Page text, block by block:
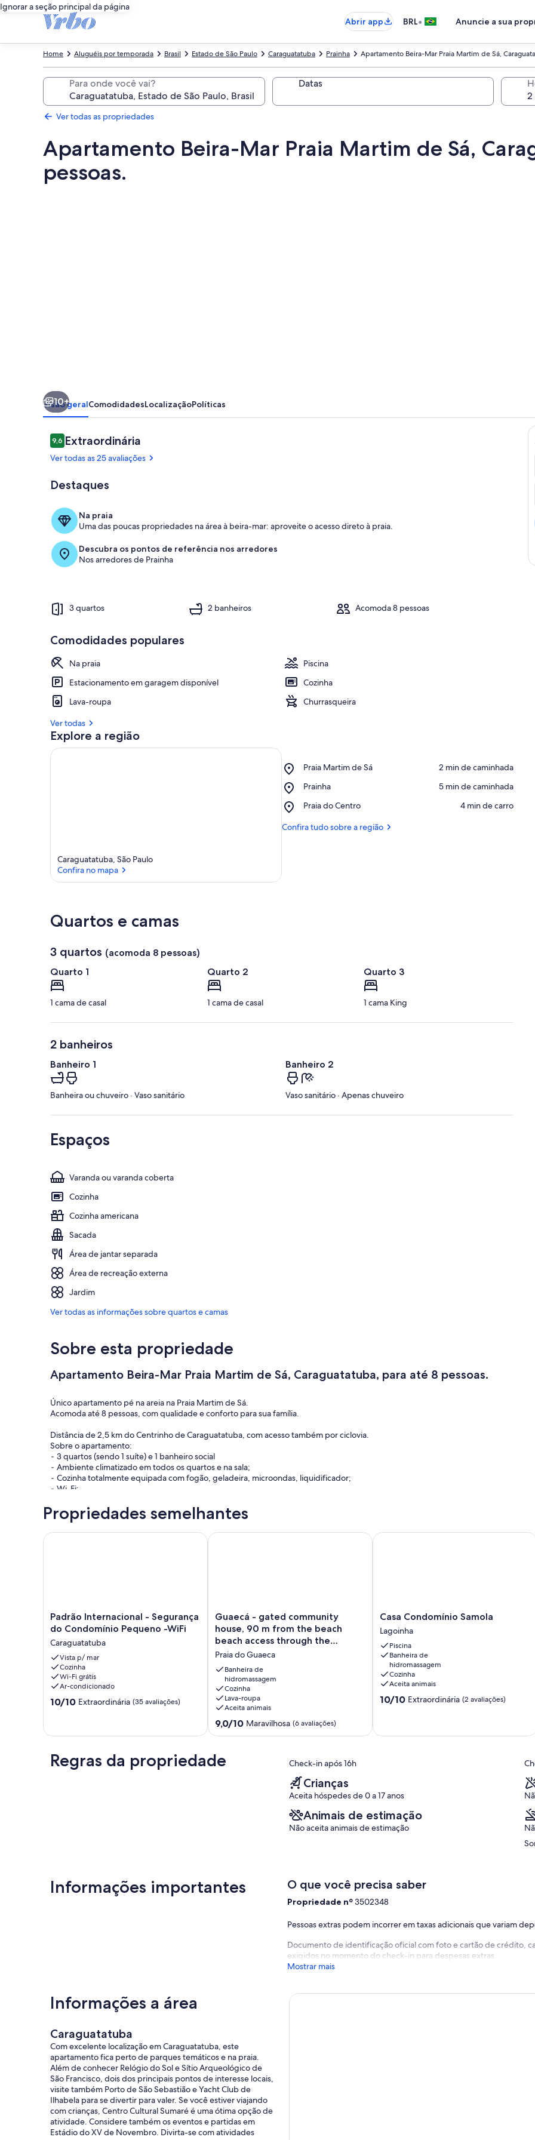
Ignorar a seção principal da página
Abrir app
BRL• Anuncie a sua
Apartamento Beira-Mar Praia Martim de Sá,
Prainha
Caraguatatuba
Estado de São Paulo
Brasil
Aluguéis por temporada
Home
Para onde você vai? Datas
Ver todas as propriedades
Apartamento Beira-Mar Praia Martim de Sá,
pessoas.
Caraguatatuba,
para
até
8
pessoas.
Cozinha
10+
Visão geralComodidadesLocalizaçãoPolíticas
Avaliações
9,69,6 de 10
Extraordinária
Ver todas as 25 avaliações
Destaques
Na praia
Uma das poucas propriedades na área à beira-mar: aproveite o acesso direto à praia.
Descubra os pontos de referência nos arredores
Nos arredores de Prainha
3 quartos 2 banheiros Acomoda 8 pessoas
Comodidades populares
Na praia
Piscina
Estacionamento em garagem disponível
Cozinha
Lava-roupa
Churrasqueira
Ver todas
Explore a região
Caraguatatuba, São Paulo
Confira no mapa
Praia Martim de Sá
Place,
Martim
Sá
‪2 min de caminhada‬
Prainha
Place,
‪5 min de caminhada‬
Praia do Centro
Place,
do
‪4 min de carro‬
Confira tudo sobre a região
Quartos e camas
3 quartos (acomoda 8 pessoas)
Quarto 1
1 cama de casal
Quarto 2
1 cama de casal
Quarto 3
1 cama King
2 banheiros
Banheiro 1
Banheira ou chuveiro · Vaso sanitário
Banheiro 2
Vaso sanitário · Apenas chuveiro
Espaços
Varanda ou varanda coberta
Cozinha
Cozinha americana
Sacada
Área de jantar separada
Área de recreação externa
Jardim
Ver todas as informações sobre quartos e camas
Sobre esta propriedade
Apartamento Beira-Mar Praia Martim de Sá, Caraguatatuba, para até 8 pessoas.
Único apartamento pé na areia na Praia Martim de Sá.
Acomoda até 8 pessoas, com qualidade e conforto para sua família.
Distância de 2,5 km do Centrinho de Caraguatatuba, com acesso também por ciclovia.
Sobre o apartamento:
⁃ 3 quartos (sendo 1 suíte) e 1 banheiro social
⁃ Ambiente climatizado em todos os quartos e na sala;
⁃ Cozinha totalmente equipada com fogão, geladeira, microondas, liquidificador;
⁃ Wi-Fi;
⁃ Fechadura eletrônica;
⁃ 1 vaga de garagem coberta;
- Máquina de lavar Roupas e Varal;
O condomínio possui uma linda piscina e possibilidade de de aluguel da churrasqueira, sem valor adicional, mediante reserva
prévia.
Perfeito para quem busca praticidade e elegância em um ambiente planejado para o seu conforto.
Sistema de self check-in.
Não aceitamos animais. Multa de R$ 500,00
Propriedades semelhantes
Padrão
Internacional
Segurança
do
Condomínio
Pequeno
-
WiFi
Padrão Internacional - Segurança
do Condomínio Pequeno -WiFi
Caraguatatuba
Vista p/ mar
Cozinha
Wi-Fi grátis
Ar-condicionado
10.0
avaliações)
10/10 Extraordinária (35 avaliações)
Padrão Internacional - Segurança do Condomínio Pequeno -WiFi
Guaecá
-
gated
community
house,
90
from
the
beach
beach
access
the
garden.
Guaecá - gated community
house, 90 m from the beach
beach access through the
garden.
Praia do Guaeca
Banheira de
hidromassagem
Cozinha
Lava-roupa
Aceita animais
9.0
Maravilhosa,
(6
9,0/10 Maravilhosa (6 avaliações)
Guaecá - gated community house, 90 m from the beach beach access
Casa
Condomínio
Samola
Lagoinha
Casa Condomínio Samola
Lagoinha
Piscina
Banheira de
hidromassagem
Cozinha
Aceita animais
10.0
10/10 Extraordinária (2 avaliações)
Casa Condomínio Samola
Regras da propriedade Check-in após 16h
Crianças
Aceita hóspedes de 0 a 17 anos
Animais de estimação
Não aceita animais de estimação
Informações importantes O que você precisa saber
Propriedade nº3502348
Pessoas extras podem incorrer em taxas adicionais que variam
Documento de identificação oficial com foto e cartão de crédito,
exigidos no momento do check-in para despesas extras.
Mostrar mais
Informações a área
Caraguatatuba
Com excelente localização em Caraguatatuba, este
apartamento fica perto de parques temáticos e na praia.
Além de conhecer Relógio do Sol e Sítio Arqueológico de
São Francisco, dois dos principais pontos de interesse locais,
visite também Porto de São Sebastião e Yacht Club de
Ilhabela para se divertir para valer. Se você estiver viajando
com crianças, Centro Cultural Sumaré é uma ótima opção de
atividade. Considere também os eventos e partidas em
Estádio do XV de Novembro. Divirta-se com atividades